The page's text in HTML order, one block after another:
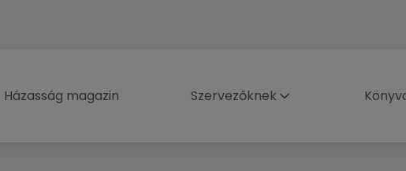
Házasság magazin Szervezőknek